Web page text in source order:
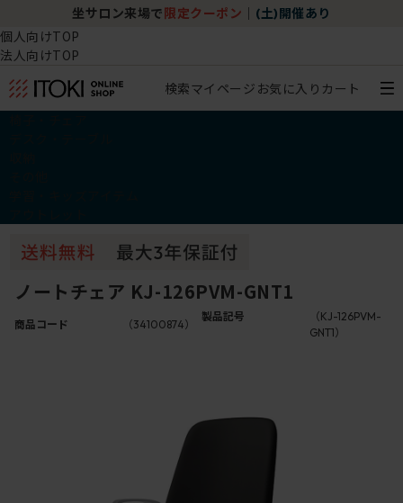
坐サロン来場で 限定クーポン (土)開催あり
個人向けTOP
法人向けTOP
検索マイページ お気に入り カート
ノートチェア KJ-126PVM-GNT1
商品コード （34100874）
製品記号
（KJ-126PVM-
GNT1）